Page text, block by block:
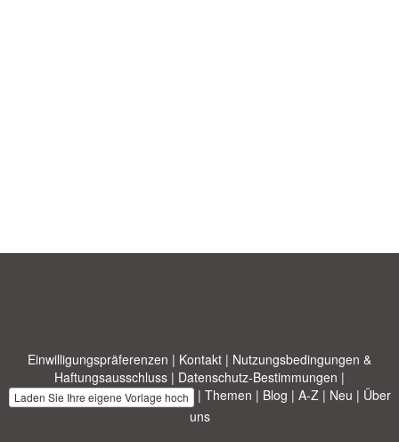
Einwilligungspräferenzen | Kontakt | Nutzungsbedingungen &
Haftungsausschluss | Datenschutz-Bestimmungen |
Laden Sie Ihre eigene Vorlage hoch | Themen | Blog | A-Z| Neu | Über
uns